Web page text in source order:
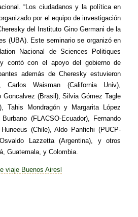
“Los ciudadanos y la política en
por el equipo de investigación
del Instituto Gino Germani de la
(UBA). Este seminario se organizó en
Nacional de Sciences Politiques
contó con el apoyo del gobierno de
además de Cheresky estuvieron
Carlos Waisman (California Univ),
Goncalvez (Brasil), Silvia Gómez Tagle
Tahis Mondragón y Margarita López
(FLACSO-Ecuador), Fernando
(Chile), Aldo Panfichi (PUCP-
Lazzetta (Argentina), y otros
Guatemala, y Colombia.
viaje Buenos Airesl